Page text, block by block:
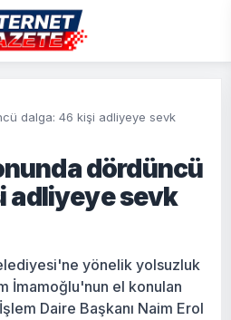
dalga: 46 kişi adliyeye sevk
dördüncü
adliyeye sevk
yönelik yolsuzluk
İmamoğlu'nun el konulan
Daire Başkanı Naim Erol